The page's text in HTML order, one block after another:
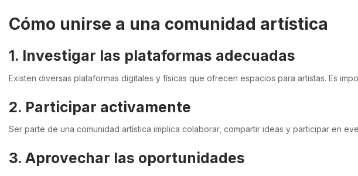
Cómo unirse a una comunidad artística
1. Investigar las plataformas adecuadas
Existen diversas plataformas digitales y físicas que ofrecen espacios para artistas. Es
2. Participar activamente
Ser parte de una comunidad artística implica colaborar, compartir ideas y participar en
3. Aprovechar las oportunidades